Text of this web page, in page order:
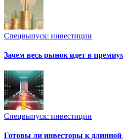
Спецвыпуск: инвестиции
Зачем весь рынок идет в
Спецвыпуск: инвестиции
Готовы ли инвесторы к